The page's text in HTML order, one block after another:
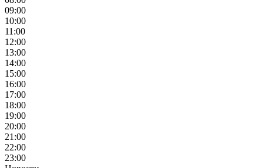
09:00
10:00
11:00
12:00
13:00
14:00
15:00
16:00
17:00
18:00
19:00
20:00
21:00
22:00
23:00